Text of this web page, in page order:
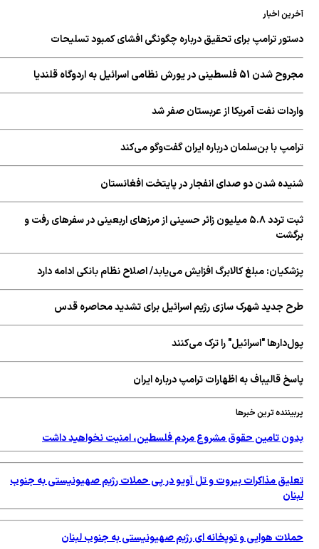
آخرین اخبار
دستور ترامپ برای تحقیق درباره چگونگی افشای کمبود تسلیحات
مجروح شدن 51 فلسطینی در یورش نظامی اسرائیل به اردوگاه قلندیا
واردات نفت آمریکا از عربستان صفر شد
ترامپ با بن‌سلمان درباره ایران گفت‌وگو می‌کند
شنیده شدن دو صدای انفجار در پایتخت افغانستان
ثبت تردد ۵.۸ میلیون زائر حسینی از مرزهای اربعینی در سفرهای رفت و
برگشت
پزشکیان: مبلغ کالابرگ افزایش می‌یابد/ اصلاح نظام بانکی ادامه دارد
طرح جدید شهرک سازی رژیم اسرائیل برای تشدید محاصره قدس
پول‌دارها "اسرائیل" را ترک می‌کنند
پاسخ قالیباف به اظهارات ترامپ درباره ایران
پربیننده ترین خبرها
بدون تامین حقوق مشروع مردم فلسطین، امنیت نخواهید داشت
تعلیق مذاکرات بیروت و تل آویو در پی حملات رژیم صهیونیستی به جنوب
لبنان
حملات هوایی و توپخانه ای رژیم صهیونیستی به جنوب لبنان